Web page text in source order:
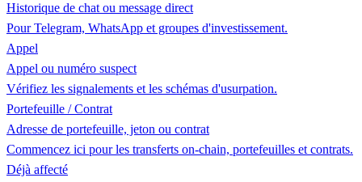
Historique de chat ou message direct
Pour Telegram, WhatsApp et groupes d'investissement.
Appel
Appel ou numéro suspect
Vérifiez les signalements et les schémas d'usurpation.
Portefeuille / Contrat
Adresse de portefeuille, jeton ou contrat
Commencez ici pour les transferts on-chain, portefeuilles et contrats.
Déjà affecté